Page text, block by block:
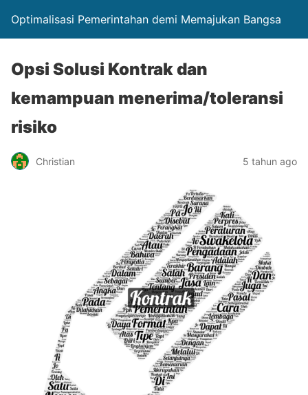
Optimalisasi Pemerintahan demi Memajukan Bangsa
Opsi Solusi Kontrak dan
kemampuan menerima/toleransi
risiko
Christian 5 tahun ago